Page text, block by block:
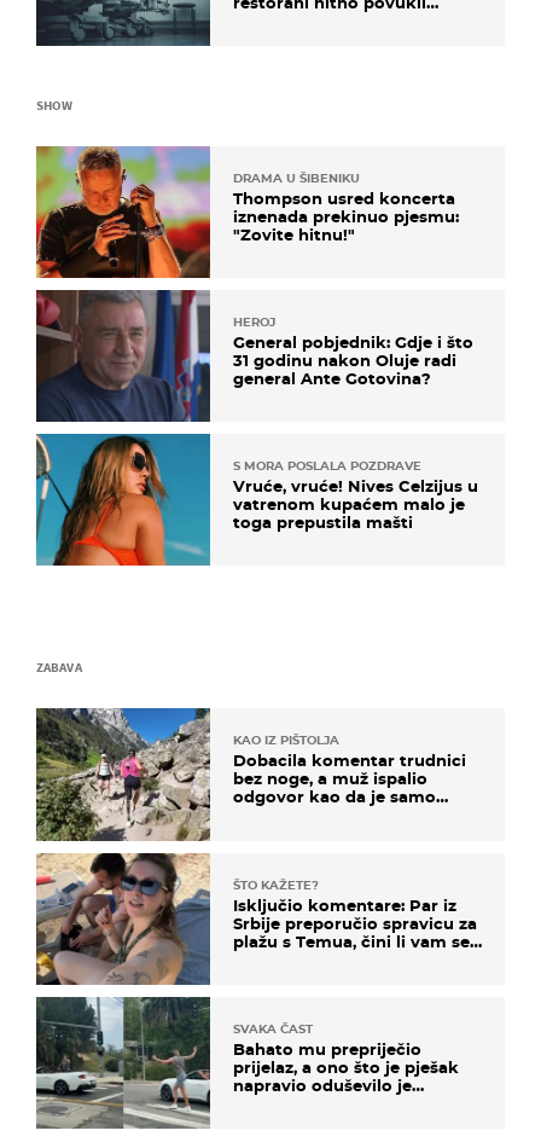
SHOW
DRAMA U ŠIBENIKU
Thompson usred koncerta
iznenada prekinuo pjesmu:
"Zovite hitnu!"
HEROJ
General pobjednik: Gdje i što
31 godinu nakon Oluje radi
general Ante Gotovina?
S MORA POSLALA POZDRAVE
Vruće, vruće! Nives Celzijus u
vatrenom kupaćem malo je
toga prepustila mašti
ZABAVA
KAO IZ PIŠTOLJA
Dobacila komentar trudnici
bez noge, a muž ispalio
odgovor kao da je samo
ŠTO KAŽETE?
Isključio komentare: Par iz
Srbije preporučio spravicu za
plažu s Temua, čini li vam se
SVAKA ČAST
Bahato mu prepriječio
prijelaz, a ono što je pješak
napravio oduševilo je